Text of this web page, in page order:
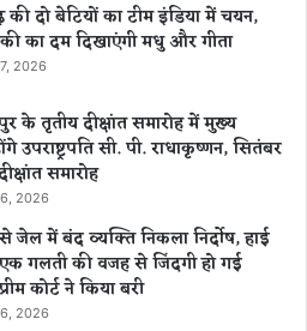
की दो बेटियों का टीम इंडिया में चयन,
का दम दिखाएंगी मधु और गीता
2026
के तृतीय दीक्षांत समारोह में मुख्य
उपराष्ट्रपति सी. पी. राधाकृष्णन, सितंबर
समारोह
2026
जेल में बंद व्यक्ति निकला निर्दोष, हाई
गलती की वजह से जिंदगी हो गई
कोर्ट ने किया बरी
2026